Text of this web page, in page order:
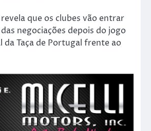
que os clubes vão entrar
negociações depois do jogo
Taça de Portugal frente ao